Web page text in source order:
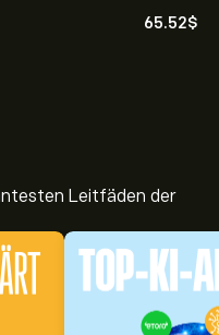
65.52‎$‎
Leitfäden der